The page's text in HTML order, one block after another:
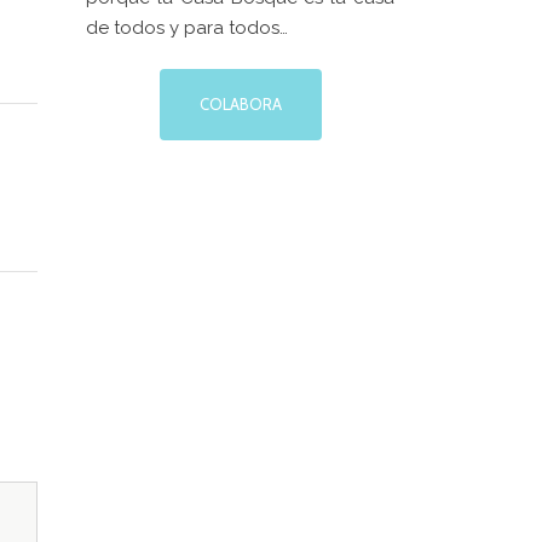
de todos y para todos…
COLABORA